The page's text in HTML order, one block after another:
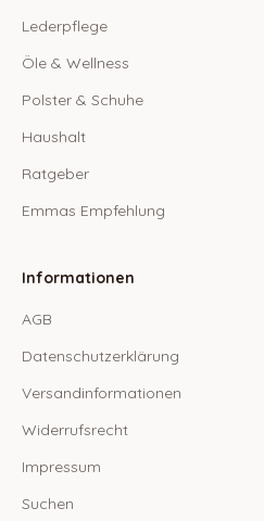
Lederpflege
Öle & Wellness
Polster & Schuhe
Haushalt
Ratgeber
Emmas Empfehlung
Informationen
AGB
Datenschutzerklärung
Versandinformationen
Widerrufsrecht
Impressum
Suchen